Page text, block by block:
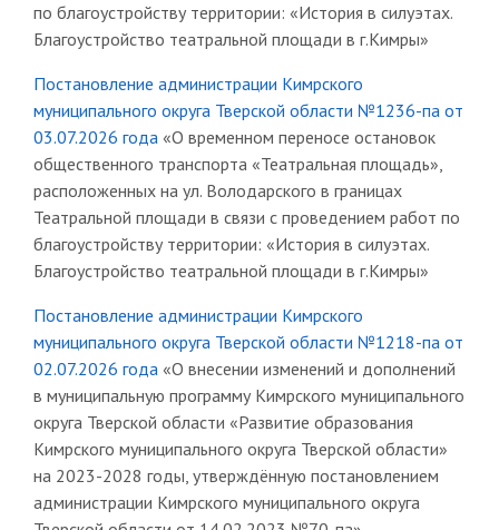
по благоустройству территории: «История в силуэтах.
Благоустройство театральной площади в г.Кимры»
Постановление администрации Кимрского
муниципального округа Тверской области №1236-па от
03.07.2026 года «О временном переносе остановок
общественного транспорта «Театральная площадь»,
расположенных на ул. Володарского в границах
Театральной площади в связи с проведением работ по
благоустройству территории: «История в силуэтах.
Благоустройство театральной площади в г.Кимры»
Постановление администрации Кимрского
муниципального округа Тверской области №1218-па от
02.07.2026 года «О внесении изменений и дополнений
в муниципальную программу Кимрского муниципального
округа Тверской области «Развитие образования
Кимрского муниципального округа Тверской области»
на 2023-2028 годы, утверждённую постановлением
администрации Кимрского муниципального округа